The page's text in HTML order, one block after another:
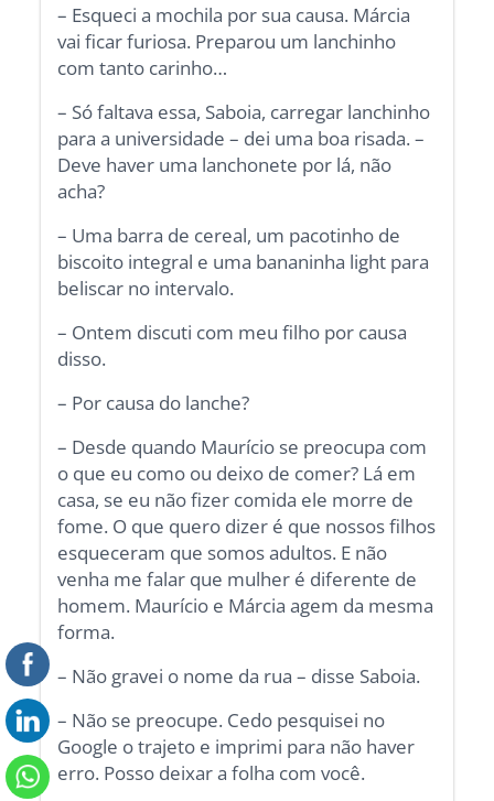
– Esqueci a mochila por sua causa. Márcia
vai ficar furiosa. Preparou um lanchinho
com tanto carinho…
– Só faltava essa, Saboia, carregar lanchinho
para a universidade – dei uma boa risada. –
Deve haver uma lanchonete por lá, não
acha?
– Uma barra de cereal, um pacotinho de
biscoito integral e uma bananinha light para
beliscar no intervalo.
– Ontem discuti com meu filho por causa
disso.
– Por causa do lanche?
– Desde quando Maurício se preocupa com
o que eu como ou deixo de comer? Lá em
casa, se eu não fizer comida ele morre de
fome. O que quero dizer é que nossos filhos
esqueceram que somos adultos. E não
venha me falar que mulher é diferente de
homem. Maurício e Márcia agem da mesma
forma.
– Não gravei o nome da rua – disse Saboia.
– Não se preocupe. Cedo pesquisei no
Google o trajeto e imprimi para não haver
erro. Posso deixar a folha com você.